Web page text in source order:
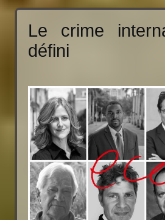
Le crime
défini